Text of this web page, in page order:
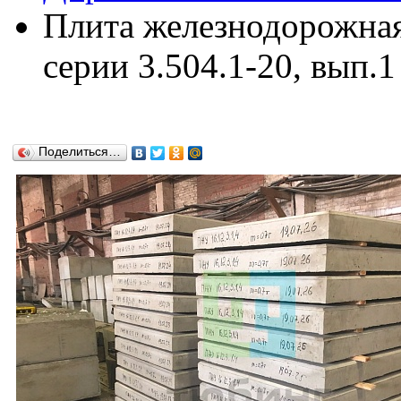
Плита
серии 3.504.1-20, вып.1
Поделиться…